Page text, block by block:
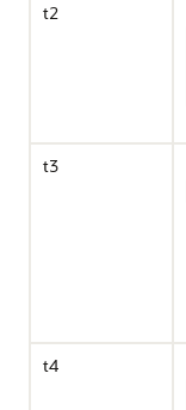
t2
t3
t4